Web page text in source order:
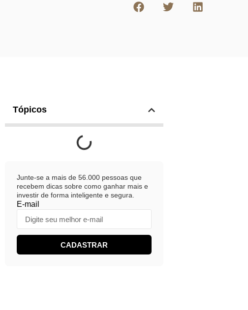
Tópicos
Junte-se a mais de 56.000 pessoas que
recebem dicas sobre como ganhar mais e
investir de forma inteligente e segura.
E-mail
CADASTRAR